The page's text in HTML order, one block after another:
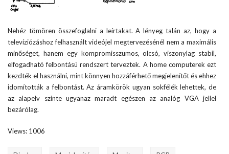
Nehéz tömören összefoglalni a leírtakat. A lényeg talán az, hogy a
televíziózáshoz felhasznált videójel megtervezésénél nem a maximális
minőséget, hanem egy kompromisszumos, olcsó, viszonylag stabil,
elfogadható felbontású rendszert terveztek. A home computerek ezt
kezdték el használni, mint könnyen hozzáférhető megjelenítőt és ehhez
idomították a felbontást. Az áramkörök ugyan sokfélék lehettek, de
az alapelv szinte ugyanaz maradt egészen az analóg VGA jellel
bezárólag.
Views: 1006